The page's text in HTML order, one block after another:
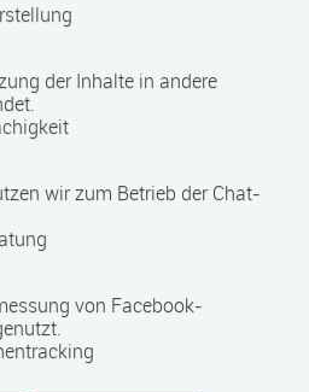
direkt, um
zu erhalten
Bitte erfragen Sie beim
Nebenkosten!
der Inhalte in andere
wir zum Betrieb der Chat-
von Facebook-